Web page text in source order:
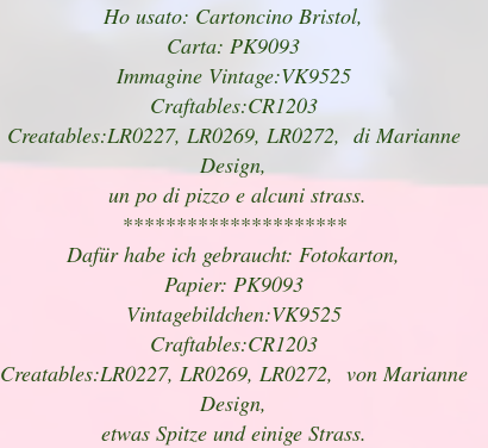
Ho usato: Cartoncino Bristol,
Carta: PK9093
Immagine Vintage:VK9525
Craftables:CR1203
Creatables:LR0227, LR0269, LR0272, di Marianne
Design,
un po di pizzo e alcuni strass.
*********************
Dafür habe ich gebraucht: Fotokarton,
Papier: PK9093
Vintagebildchen:VK9525
Craftables:CR1203
Creatables:LR0227, LR0269, LR0272, von Marianne
Design,
etwas Spitze und einige Strass.